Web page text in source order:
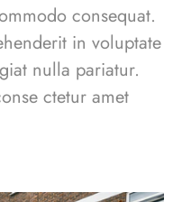
consequat.
in voluptate
nulla pariatur.
ctetur amet